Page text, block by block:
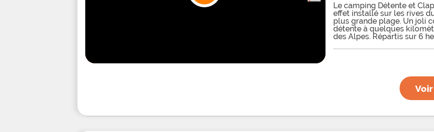
Le camping Détente et
effet installé sur les rives
plus grande plage. Un joli
détente à quelques
des Alpes. Répartis sur 6
camping-car sur l'herbe au
100 à 150 m² avec
accueillir jusque 7
disposent d'un espace
chambres, d'une douche
chalet (avec toit en toile)
renouer avec l'esprit
espace extérieur pour